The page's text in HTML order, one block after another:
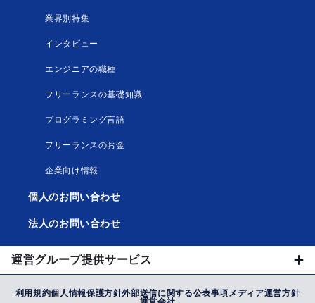
業界別特集
インタビュー
エンジニアの職種
フリーランスの基礎知識
プログラミング言語
フリーランスのお金
企業向け情報
個人のお問い合わせ
法人のお問い合わせ
運営グループ提供サービス
利用規約個人情報保護方針外部送信に関する公表事項メディア運営方針